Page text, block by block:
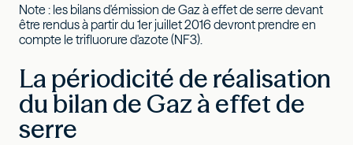
Note : les bilans d'émission de Gaz à effet de serre devant
être rendus à partir du 1er juillet 2016 devront prendre en
compte le trifluorure d'azote (NF3).
La périodicité de réalisation
du bilan de Gaz à effet de
serre